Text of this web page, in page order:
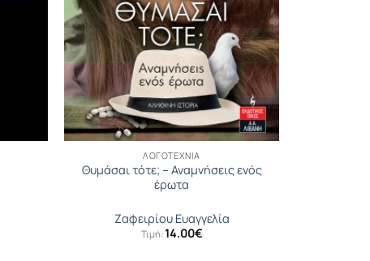
ΛΟΓΟΤΕΧΝΊΑ
Θυμάσαι τότε; – Αναμνήσεις ενός
έρωτα
Ζαφειρίου Ευαγγελία
Τιμή:14.00€